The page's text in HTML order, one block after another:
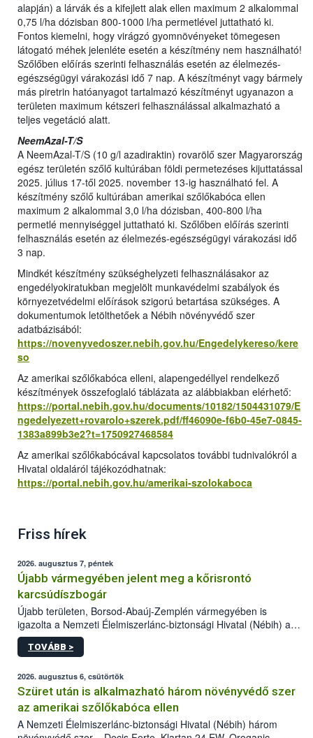
alapján) a lárvák és a kifejlett alak ellen maximum 2 alkalommal
0,75 l/ha dózisban 800-1000 l/ha permetlével juttatható ki.
Fontos kiemelni, hogy virágzó gyomnövényeket tömegesen
látogató méhek jelenléte esetén a készítmény nem használható!
Szőlőben előírás szerinti felhasználás esetén az élelmezés-
egészségügyi várakozási idő 7 nap. A készítményt vagy bármely
más piretrin hatóanyagot tartalmazó készítményt ugyanazon a
területen maximum kétszeri felhasználással alkalmazható a
teljes vegetáció alatt.
NeemAzal-T/S
A NeemAzal-T/S (10 g/l azadiraktin) rovarölő szer Magyarország
egész területén szőlő kultúrában földi permetezéses kijuttatással
2025. július 17-től 2025. november 13-ig használható fel. A
készítmény szőlő kultúrában amerikai szőlőkabóca ellen
maximum 2 alkalommal 3,0 l/ha dózisban, 400-800 l/ha
permetlé mennyiséggel juttatható ki. Szőlőben előírás szerinti
felhasználás esetén az élelmezés-egészségügyi várakozási idő
3 nap.
Mindkét készítmény szükséghelyzeti felhasználásakor az
engedélyokiratukban megjelölt munkavédelmi szabályok és
környezetvédelmi előírások szigorú betartása szükséges. A
dokumentumok letölthetőek a Nébih növényvédő szer
adatbázisából:
https://novenyvedoszer.nebih.gov.hu/Engedelykereso/kere
so
Az amerikai szőlőkabóca elleni, alapengedéllyel rendelkező
készítmények összefoglaló táblázata az alábbiakban elérhető:
https://portal.nebih.gov.hu/documents/10182/1504431079/E
ngedelyezett+rovarolo+szerek.pdf/ff46090e-f6b0-45e7-0845-
1383a899b3e2?t=1750927468584
Az amerikai szőlőkabócával kapcsolatos további tudnivalókról a
Hivatal oldaláról tájékozódhatnak:
https://portal.nebih.gov.hu/amerikai-szolokaboca
Friss hírek
2026. augusztus 7, péntek
Újabb vármegyében jelent meg a kőrisrontó
karcsúdíszbogár
Újabb területen, Borsod-Abaúj-Zemplén vármegyében is
igazolta a Nemzeti Élelmiszerlánc-biztonsági Hivatal (Nébih) a
kőrisrontó karcsúdíszbogár (Agrilus planipennis) jelenlétét. A
kártevőt nem csak színcsapdában találták meg, de már fertőzött
az intenzív felderítést, emellett az intézkedéseket a szlovák
hatósággal is összehangolják a terjedés megállítása érdekében.
TOVÁBB >
2026. augusztus 6, csütörtök
Szüret után is alkalmazható három növényvédő szer
az amerikai szőlőkabóca ellen
A Nemzeti Élelmiszerlánc-biztonsági Hivatal (Nébih) három